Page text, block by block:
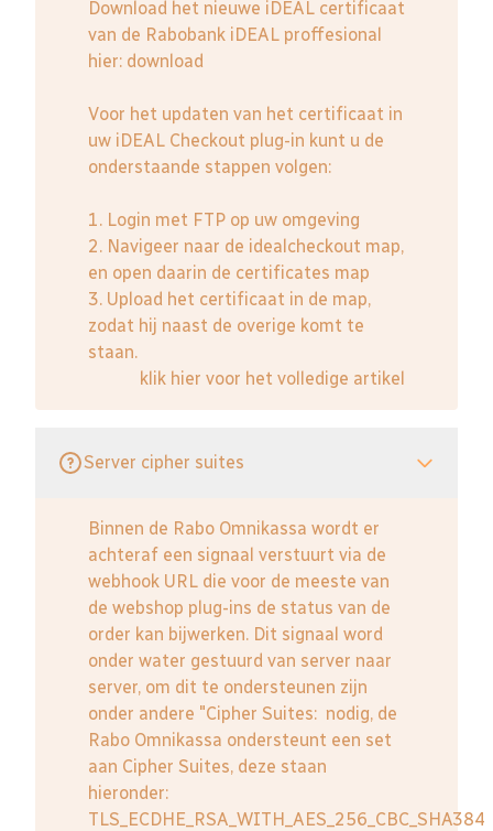
Download het nieuwe iDEAL certificaat
van de Rabobank iDEAL proffesional
hier: download
Voor het updaten van het certificaat in
uw iDEAL Checkout plug-in kunt u de
onderstaande stappen volgen:
1. Login met FTP op uw omgeving
2. Navigeer naar de idealcheckout map,
en open daarin de certificates map
3. Upload het certificaat in de map,
zodat hij naast de overige komt te
staan.
klik hier voor het volledige artikel
Server cipher suites
Binnen de Rabo Omnikassa wordt er
achteraf een signaal verstuurt via de
webhook URL die voor de meeste van
de webshop plug-ins de status van de
order kan bijwerken. Dit signaal word
onder water gestuurd van server naar
server, om dit te ondersteunen zijn
onder andere "Cipher Suites: nodig, de
Rabo Omnikassa ondersteunt een set
aan Cipher Suites, deze staan
hieronder:
TLS_ECDHE_RSA_WITH_AES_256_CBC_SHA384